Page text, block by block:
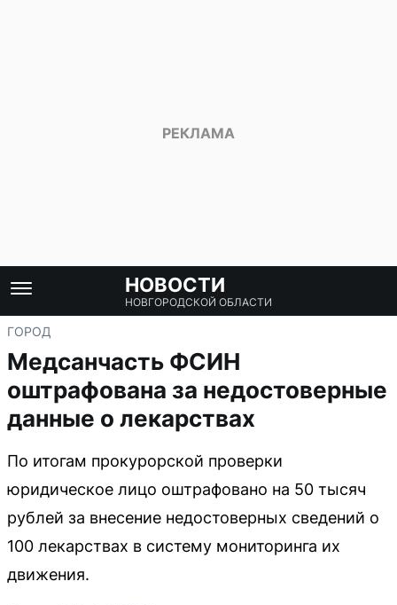
НОВОСТИ
НОВГОРОДСКОЙ ОБЛАСТИ
ГОРОД
Медсанчасть ФСИН
оштрафована за недостоверные
данные о лекарствах
По итогам прокурорской проверки
юридическое лицо оштрафовано на 50 тысяч
рублей за внесение недостоверных сведений о
100 лекарствах в систему мониторинга их
движения.